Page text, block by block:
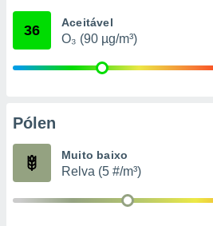
através
estudos
36 Aceitável
O₃ (90 µg/m³)
Pólen
Muito baixo
Relva (5 #/m³)